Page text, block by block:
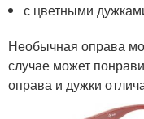
с цветными
Необычная оправа
случае может
оправа и дужки